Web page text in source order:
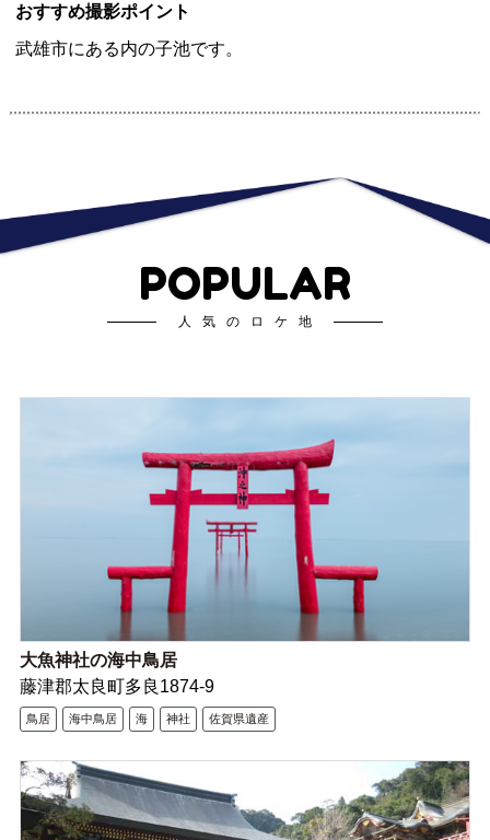
おすすめ撮影ポイント
武雄市にある内の子池です。
POPULAR
人気のロケ地
大魚神社の海中鳥居
藤津郡太良町多良1874-9
鳥居 海中鳥居 海 神社 佐賀県遺産